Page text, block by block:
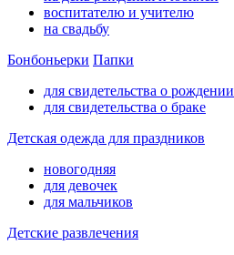
воспитателю и учителю
на свадьбу
Бонбоньерки Папки
для свидетельства о рождении
для свидетельства о браке
Детская одежда для праздников
новогодняя
для девочек
для мальчиков
Детские развлечения